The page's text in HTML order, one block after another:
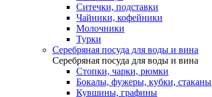
Ситечки, подставки
Чайники, кофейники
Молочники
Турки
Серебряная посуда для воды и вина
Серебряная посуда для воды и вина
Стопки, чарки, рюмки
Бокалы, фужеры, кубки, стаканы
Кувшины, графины